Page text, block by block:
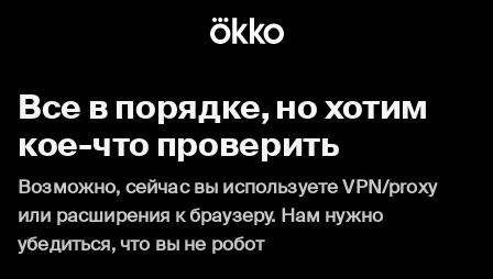
Все в порядке, но хотим
кое-что проверить
Возможно, сейчас вы используете VPN/proxy
или расширения к браузеру. Нам нужно
убедиться, что вы не робот